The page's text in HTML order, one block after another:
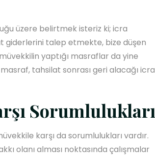
üzere belirtmek isteriz ki; icra
giderlerini talep etmekte, bize düşen
yaptığı masraflar da yine
tahsilat sonrası geri alacağı icra
Sorumlulukları
karşı da sorumlulukları vardır.
olanı alması noktasında çalışmalar